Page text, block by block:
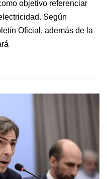
objetivo referenciar
Según
Oficial, además de la